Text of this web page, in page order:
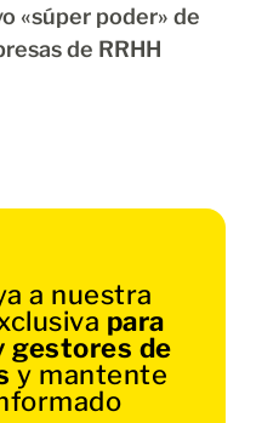
«súper poder» de
de RRHH
a nuestra
para
gestores de
y mantente